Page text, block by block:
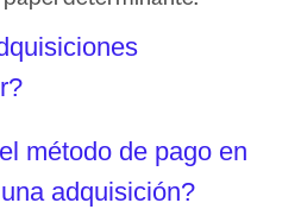
método de pago en
adquisición?